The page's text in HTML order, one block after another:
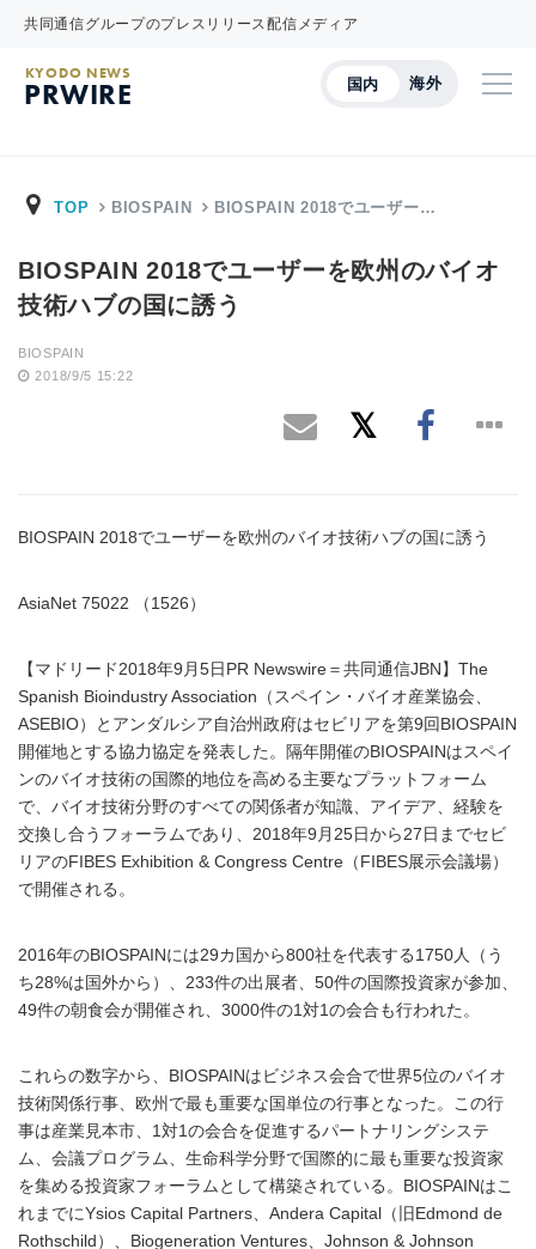
共同通信グループのプレスリリース配信メディア
国内 海外
KYODO NEWS
PRWIRE
TOP BIOSPAIN BIOSPAIN 2018でユーザー…
BIOSPAIN 2018でユーザーを欧州のバイオ
技術ハブの国に誘う
BIOSPAIN
2018/9/5 15:22
BIOSPAIN 2018でユーザーを欧州のバイオ技術ハブの国に誘う
AsiaNet 75022 （1526）
【マドリード2018年9月5日PR Newswire＝共同通信JBN】The
Spanish Bioindustry Association（スペイン・バイオ産業協会、
ASEBIO）とアンダルシア自治州政府はセビリアを第9回BIOSPAIN
開催地とする協力協定を発表した。隔年開催のBIOSPAINはスペイ
ンのバイオ技術の国際的地位を高める主要なプラットフォーム
で、バイオ技術分野のすべての関係者が知識、アイデア、経験を
交換し合うフォーラムであり、2018年9月25日から27日までセビ
リアのFIBES Exhibition & Congress Centre（FIBES展示会議場）
で開催される。
2016年のBIOSPAINには29カ国から800社を代表する1750人（う
ち28%は国外から）、233件の出展者、50件の国際投資家が参加、
49件の朝食会が開催され、3000件の1対1の会合も行われた。
これらの数字から、BIOSPAINはビジネス会合で世界5位のバイオ
技術関係行事、欧州で最も重要な国単位の行事となった。この行
事は産業見本市、1対1の会合を促進するパートナリングシステ
ム、会議プログラム、生命科学分野で国際的に最も重要な投資家
を集める投資家フォーラムとして構築されている。BIOSPAINはこ
れまでにYsios Capital Partners、Andera Capital（旧Edmond de
Rothschild）、Biogeneration Ventures、Johnson & Johnson